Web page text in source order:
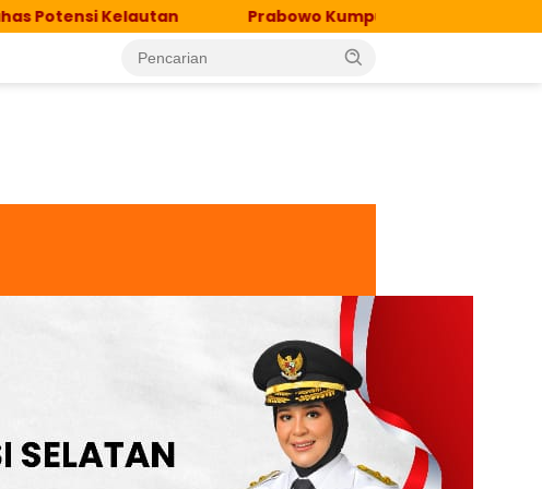
Prabowo Kumpulkan 150 Periset Terbaik di Istana,